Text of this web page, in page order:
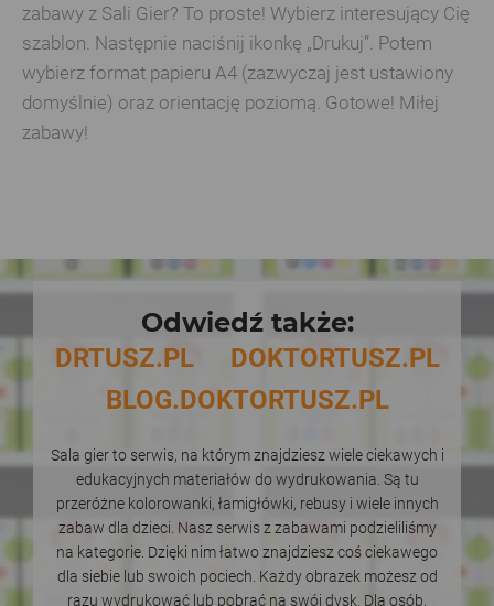
zabawy z Sali Gier? To proste! Wybierz interesujący Cię
szablon. Następnie naciśnij ikonkę „Drukuj”. Potem
wybierz format papieru A4 (zazwyczaj jest ustawiony
domyślnie) oraz orientację poziomą. Gotowe! Miłej
zabawy!
Odwiedź także:
DRTUSZ.PL
DOKTORTUSZ.PL
BLOG.DOKTORTUSZ.PL
Sala gier to serwis, na którym znajdziesz wiele ciekawych i
edukacyjnych materiałów do wydrukowania. Są tu
przeróżne kolorowanki, łamigłówki, rebusy i wiele innych
zabaw dla dzieci. Nasz serwis z zabawami podzieliliśmy
na kategorie. Dzięki nim łatwo znajdziesz coś ciekawego
dla siebie lub swoich pociech. Każdy obrazek możesz od
razu wydrukować lub pobrać na swój dysk. Dla osób,